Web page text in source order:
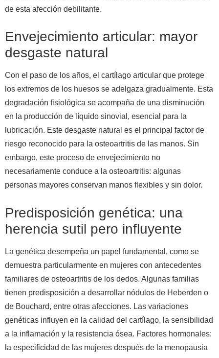
de esta afección debilitante.
Envejecimiento articular: mayor
desgaste natural
Con el paso de los años, el cartílago articular que protege
los extremos de los huesos se adelgaza gradualmente. Esta
degradación fisiológica se acompaña de una disminución
en la producción de líquido sinovial, esencial para la
lubricación. Este desgaste natural es el principal factor de
riesgo reconocido para la osteoartritis de las manos. Sin
embargo, este proceso de envejecimiento no
necesariamente conduce a la osteoartritis: algunas
personas mayores conservan manos flexibles y sin dolor.
Predisposición genética: una
herencia sutil pero influyente
La genética desempeña un papel fundamental, como se
demuestra particularmente en mujeres con antecedentes
familiares de osteoartritis de los dedos. Algunas familias
tienen predisposición a desarrollar nódulos de Heberden o
de Bouchard, entre otras afecciones. Las variaciones
genéticas influyen en la calidad del cartílago, la sensibilidad
a la inflamación y la resistencia ósea. Factores hormonales:
la especificidad de las mujeres después de la menopausia